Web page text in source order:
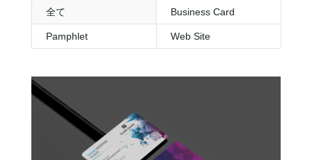
全て Business Card
Pamphlet Web Site